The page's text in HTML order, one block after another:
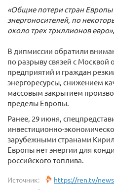
«Общие потери стран Европы
энергоносителей, по
около трех триллионов евро»
В дипмиссии обратили
по разрыву связей с Москвой
предприятий и граждан
энергоресурсы, снижением
массовым закрытием
пределы Европы.
Ранее, 29 июня,
инвестиционно-
зарубежными странами
Европы нет энергии для
российского топлива.
Источник: https://ren.tv/